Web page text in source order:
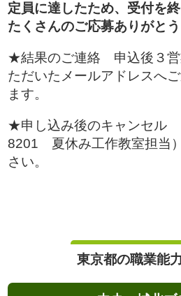
定員に達したため、受付を終
たくさんのご応募ありがとう
★結果のご連絡 申込後３営
ただいたメールアドレスへ
ます。
★申し込み後のキャンセル
8201 夏休み工作教室担当
さい。
東京都の職業能